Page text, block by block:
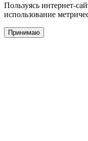
Пользуясь интернет-
использование
Принимаю